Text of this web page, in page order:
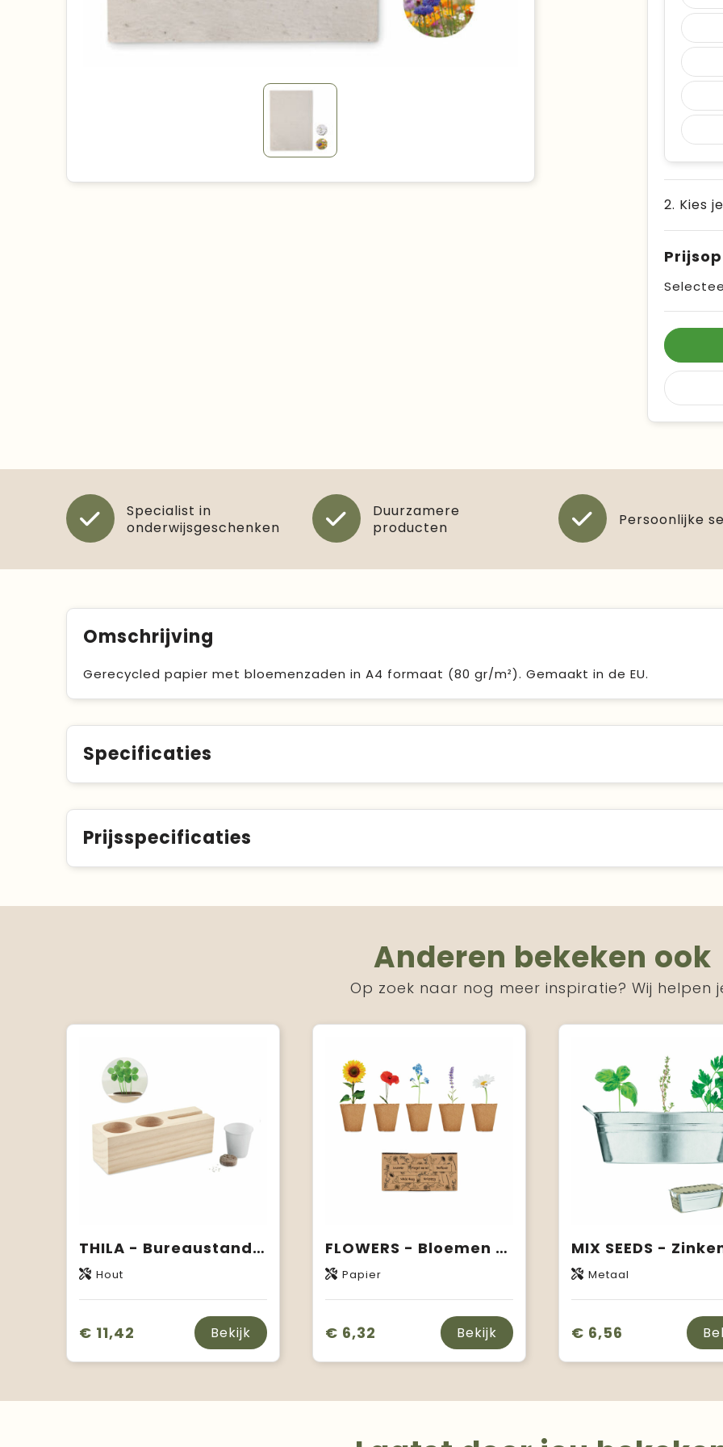
2. Kies
Specialist in
onderwijsgeschenken
Duurzamere
producten
Persoonlijke
Omschrijving
Gerecycled papier met bloemenzaden in A4 formaat (80 gr/m²). Gemaakt in de EU.
Specificaties
Prijsspecificaties
Anderen bekeken ook
Op zoek naar nog meer inspiratie? Wij helpen
THILA - Bureaustandaard met zadenkit
Hout
€ 11,42 Bekijk
FLOWERS - Bloemen kweekset
Papier
€ 6,32 Bekijk
Metaal
€ 6,56